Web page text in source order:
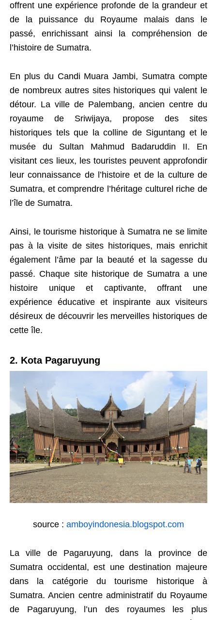
offrent une expérience profonde de la grandeur et
de la puissance du Royaume malais dans le
passé, enrichissant ainsi la compréhension de
l’histoire de Sumatra.
En plus du Candi Muara Jambi, Sumatra compte
de nombreux autres sites historiques qui valent le
détour. La ville de Palembang, ancien centre du
royaume de Sriwijaya, propose des sites
historiques tels que la colline de Siguntang et le
musée du Sultan Mahmud Badaruddin II. En
visitant ces lieux, les touristes peuvent approfondir
leur connaissance de l’histoire et de la culture de
Sumatra, et comprendre l’héritage culturel riche de
l’île de Sumatra.
Ainsi, le tourisme historique à Sumatra ne se limite
pas à la visite de sites historiques, mais enrichit
également l’âme par la beauté et la sagesse du
passé. Chaque site historique de Sumatra a une
histoire unique et captivante, offrant une
expérience éducative et inspirante aux visiteurs
désireux de découvrir les merveilles historiques de
cette île.
2. Kota Pagaruyung
source : amboyindonesia.blogspot.com
La ville de Pagaruyung, dans la province de
Sumatra occidental, est une destination majeure
dans la catégorie du tourisme historique à
Sumatra. Ancien centre administratif du Royaume
de Pagaruyung, l’un des royaumes les plus